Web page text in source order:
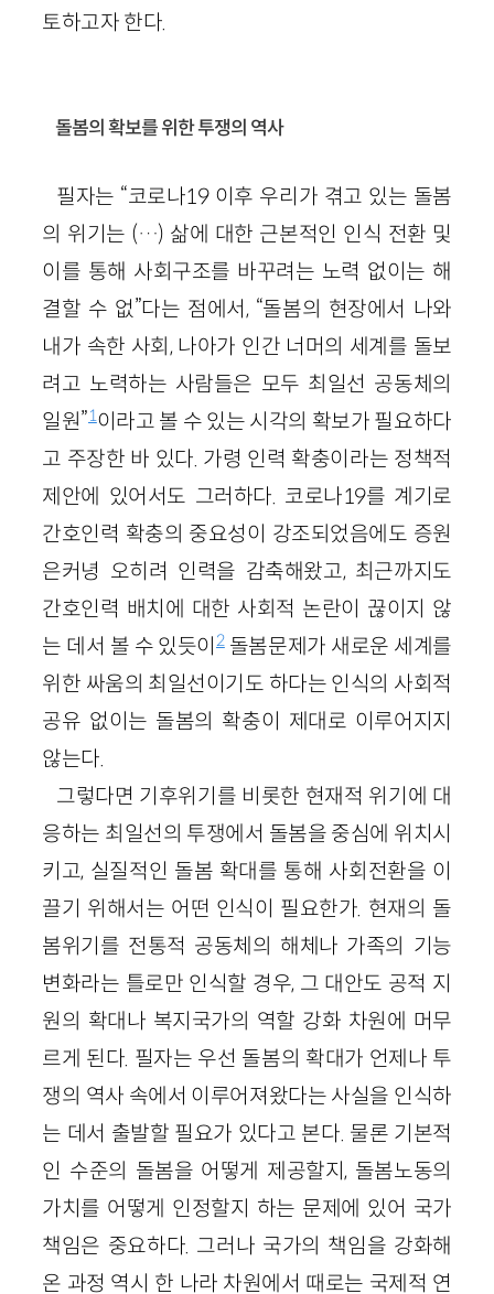
토하고자 한다.
돌봄의 확보를 위한 투쟁의 역사
필자는 “코로나19 이후 우리가 겪고 있는 돌봄
의 위기는 (…) 삶에 대한 근본적인 인식 전환 및
이를 통해 사회구조를 바꾸려는 노력 없이는 해
결할 수 없”다는 점에서, “돌봄의 현장에서 나와
내가 속한 사회, 나아가 인간 너머의 세계를 돌보
려고 노력하는 사람들은 모두 최일선 공동체의
일원”1이라고 볼 수 있는 시각의 확보가 필요하다
고 주장한 바 있다. 가령 인력 확충이라는 정책적
제안에 있어서도 그러하다. 코로나19를 계기로
간호인력 확충의 중요성이 강조되었음에도 증원
은커녕 오히려 인력을 감축해왔고, 최근까지도
간호인력 배치에 대한 사회적 논란이 끊이지 않
는 데서 볼 수 있듯이2돌봄문제가 새로운 세계를
위한 싸움의 최일선이기도 하다는 인식의 사회적
공유 없이는 돌봄의 확충이 제대로 이루어지지
않는다.
그렇다면 기후위기를 비롯한 현재적 위기에 대
응하는 최일선의 투쟁에서 돌봄을 중심에 위치시
키고, 실질적인 돌봄 확대를 통해 사회전환을 이
끌기 위해서는 어떤 인식이 필요한가. 현재의 돌
봄위기를 전통적 공동체의 해체나 가족의 기능
변화라는 틀로만 인식할 경우, 그 대안도 공적 지
원의 확대나 복지국가의 역할 강화 차원에 머무
르게 된다. 필자는 우선 돌봄의 확대가 언제나 투
쟁의 역사 속에서 이루어져왔다는 사실을 인식하
는 데서 출발할 필요가 있다고 본다. 물론 기본적
인 수준의 돌봄을 어떻게 제공할지, 돌봄노동의
가치를 어떻게 인정할지 하는 문제에 있어 국가
책임은 중요하다. 그러나 국가의 책임을 강화해
온 과정 역시 한 나라 차원에서 때로는 국제적 연